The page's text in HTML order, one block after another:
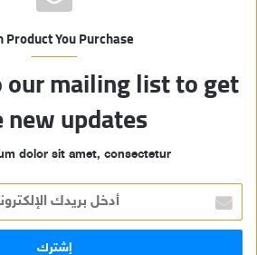
You Purchase
our mailing list to get
updates!
dolor sit amet, consectetur.
خ
ل